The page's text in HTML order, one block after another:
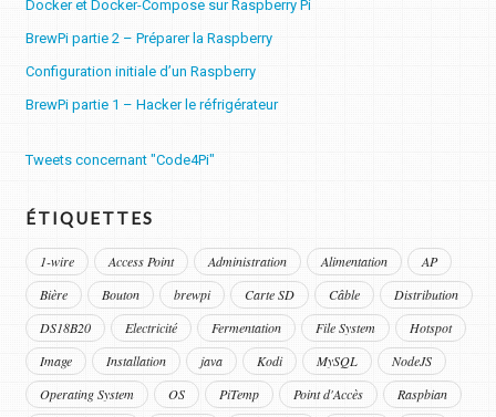
Docker et Docker-Compose sur Raspberry Pi
BrewPi partie 2 – Préparer la Raspberry
Configuration initiale d’un Raspberry
BrewPi partie 1 – Hacker le réfrigérateur
Tweets concernant "Code4Pi"
ÉTIQUETTES
1-wire Access Point Administration Alimentation
AP
Bière
Bouton brewpi Carte SD Câble
Distribution
DS18B20
Electricité Fermentation File System
Hotspot
Image
Installation java Kodi MySQL
NodeJS
Operating System
OS PiTemp Point d'Accès
Raspbian